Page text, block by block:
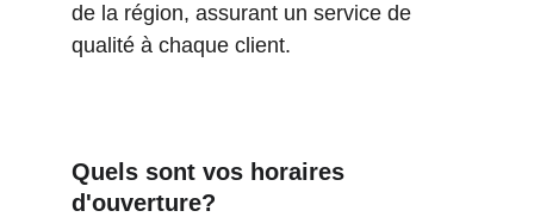
de la région, assurant un service de
qualité à chaque client.
Quels sont vos horaires
d'ouverture?